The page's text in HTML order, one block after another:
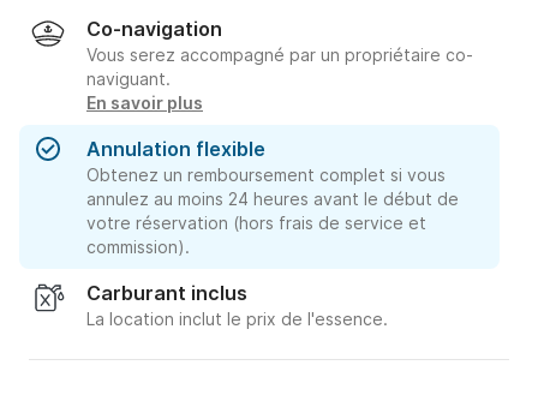
Co-navigation
Vous serez accompagné par un propriétaire co-
naviguant.
En savoir plus
Annulation flexible
Obtenez un remboursement complet si vous
annulez au moins 24 heures avant le début de
votre réservation (hors frais de service et
commission).
Carburant inclus
La location inclut le prix de l'essence.